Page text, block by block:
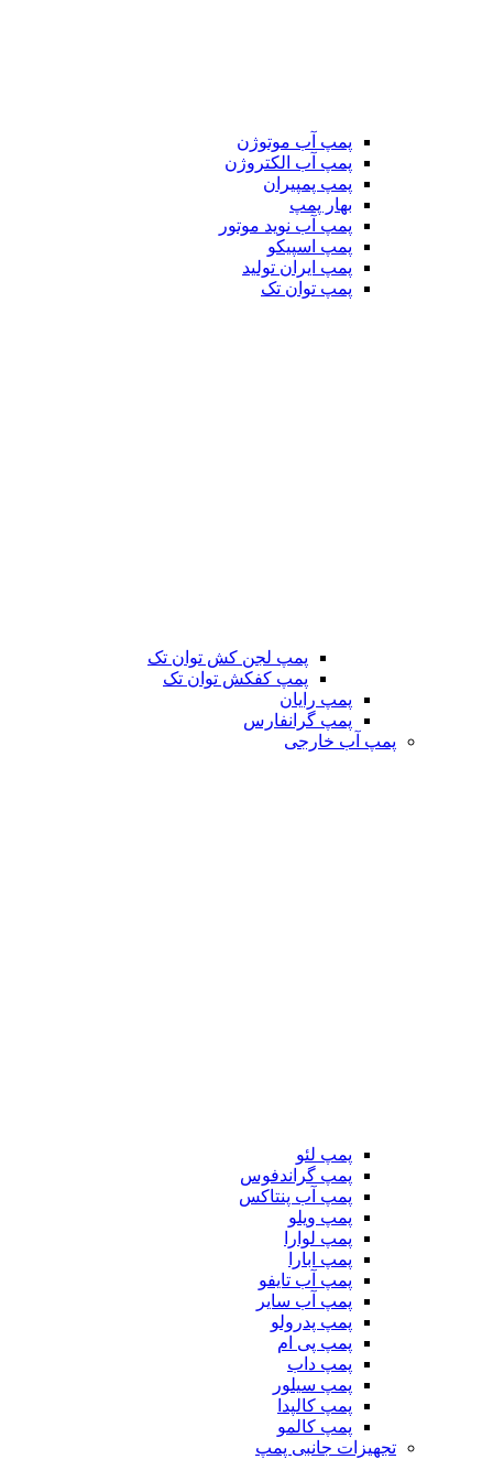
پمپ آب موتوژن
پمپ آب الکتروژن
پمپ پمپیران
بهار پمپ
پمپ آب نوید موتور
پمپ اسپیکو
پمپ ایران تولید
پمپ توان تک
پمپ لجن کش توان تک
پمپ کفکش توان تک
پمپ رایان
پمپ گرانفارس
پمپ آب خارجی
پمپ لئو
پمپ گراندفوس
پمپ آب پنتاکس
پمپ ویلو
پمپ لوارا
پمپ ابارا
پمپ آب تایفو
پمپ آب سایر
پمپ پدرولو
پمپ پی ام
پمپ داب
پمپ سیلور
پمپ کالپدا
پمپ کالمو
تجهیزات جانبی پمپ